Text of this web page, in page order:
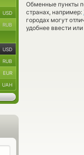
Обменные пункты
странах, например:
городах могут
удобнее ввести
USD
RUB
USD
RUB
EUR
UAH